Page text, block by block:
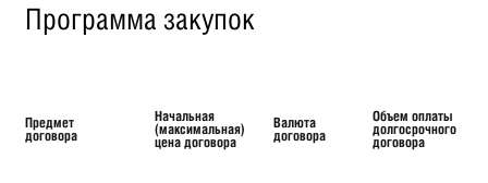
Программа закупок
Предмет
договора
Начальная
(максимальная)
цена договора
Валюта
договора
Объем оплаты
долгосрочного
договора